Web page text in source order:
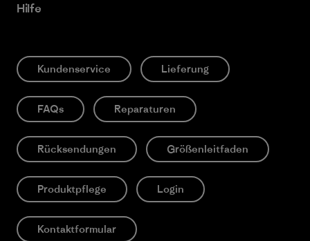
Hilfe
Kundenservice Lieferung
FAQs Reparaturen
Rücksendungen Größenleitfaden
Produktpflege Login
Kontaktformular